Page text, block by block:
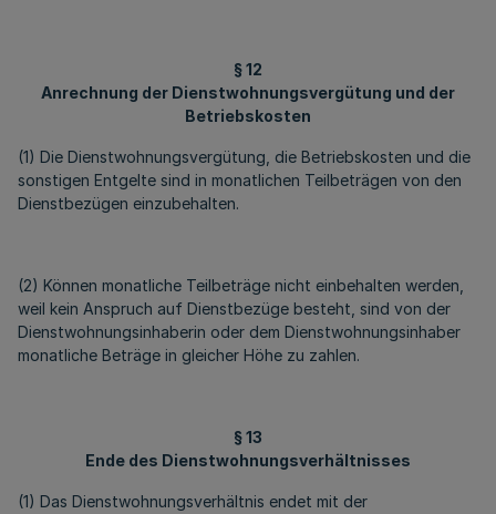
§ 12
Anrechnung der Dienstwohnungsvergütung und der
Betriebskosten
(1) Die Dienstwohnungsvergütung, die Betriebskosten und die
sonstigen Entgelte sind in monatlichen Teilbeträgen von den
Dienstbezügen einzubehalten.
(2) Können monatliche Teilbeträge nicht einbehalten werden,
weil kein Anspruch auf Dienstbezüge besteht, sind von der
Dienstwohnungsinhaberin oder dem Dienstwohnungsinhaber
monatliche Beträge in gleicher Höhe zu zahlen.
§ 13
Ende des Dienstwohnungsverhältnisses
(1) Das Dienstwohnungsverhältnis endet mit der